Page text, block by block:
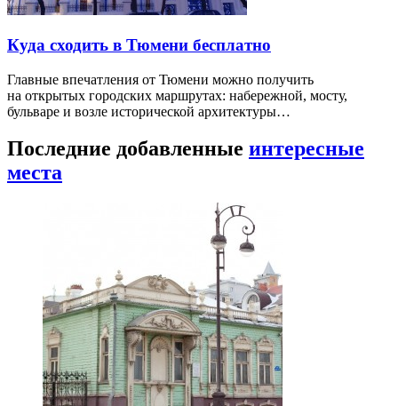
Куда сходить в Тюмени бесплатно
Главные впечатления от Тюмени можно получить
на открытых городских маршрутах: набережной, мосту,
бульваре и возле исторической архитектуры…
Последние добавленные интересные
места